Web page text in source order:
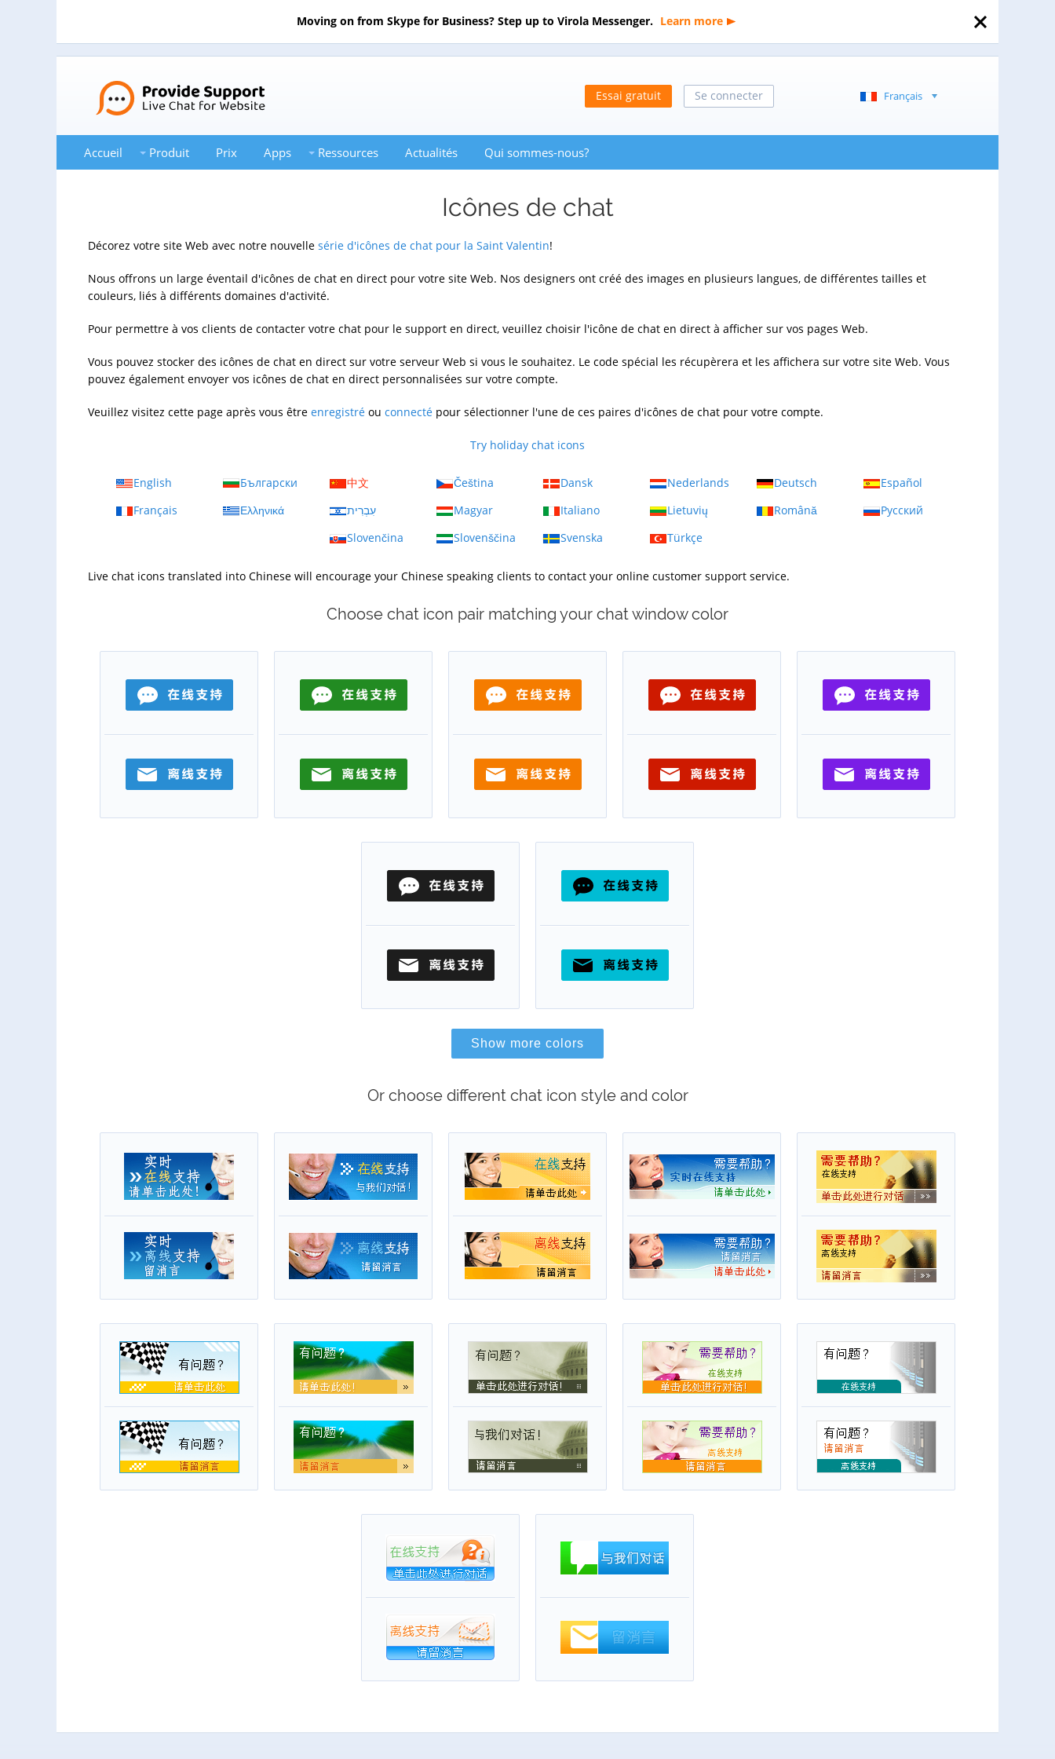
Moving on from Skype for Business? Step up to Virola Messenger. Learn more
Essai gratuit Se connecter Français
Accueil Produit Prix Apps Ressources Actualités Qui sommes-nous?
Icônes de chat
Décorez votre site Web avec notre nouvelle série d'icônes de chat pour la Saint Valentin!
Nous offrons un large éventail d'icônes de chat en direct pour votre site Web. Nos designers ont créé des images en plusieurs langues, de différentes tailles et
couleurs, liés à différents domaines d'activité.
Pour permettre à vos clients de contacter votre chat pour le support en direct, veuillez choisir l'icône de chat en direct à afficher sur vos pages Web.
Vous pouvez stocker des icônes de chat en direct sur votre serveur Web si vous le souhaitez. Le code spécial les récupèrera et les affichera sur votre site Web. Vous
pouvez également envoyer vos icônes de chat en direct personnalisées sur votre compte.
Veuillez visitez cette page après vous être enregistré ou connecté pour sélectionner l'une de ces paires d'icônes de chat pour votre compte.
Try holiday chat icons
English Български 中文 Čeština Dansk Nederlands Deutsch
Español
Français
Ελληνικά עִבְרִית Magyar Italiano Lietuvių Română
Русский
Slovenčina
Slovenščina Svenska Türkçe
Live chat icons translated into Chinese will encourage your Chinese speaking clients to contact your online customer support service.
Choose chat icon pair matching your chat window color
Or choose different chat icon style and color